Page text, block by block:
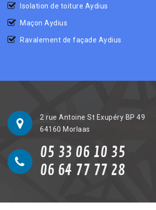
Isolation de toiture Aydius
Maçon Aydius
Ravalement de façade Aydius
2 rue Antoine St Exupéry BP 49
64160 Morlaas
05 33 06 10 35
06 64 77 77 28